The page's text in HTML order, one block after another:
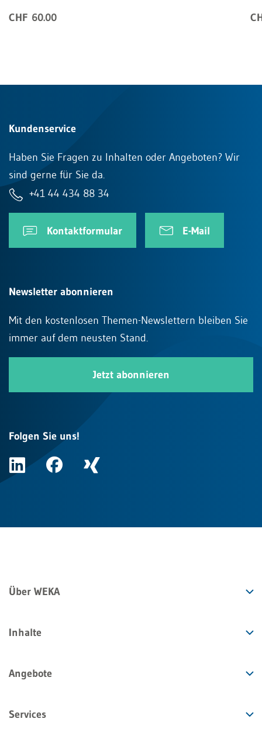
CHF 60.00
Kundenservice
Haben Sie Fragen zu Inhalten oder Angeboten? Wir
sind gerne für Sie da.
+41 44 434 88 34
Kontaktformular E-Mail
Newsletter abonnieren
Mit den kostenlosen Themen-Newslettern bleiben Sie
immer auf dem neusten Stand.
Jetzt abonnieren
Folgen Sie uns!
Über WEKA
Inhalte
Angebote
Services